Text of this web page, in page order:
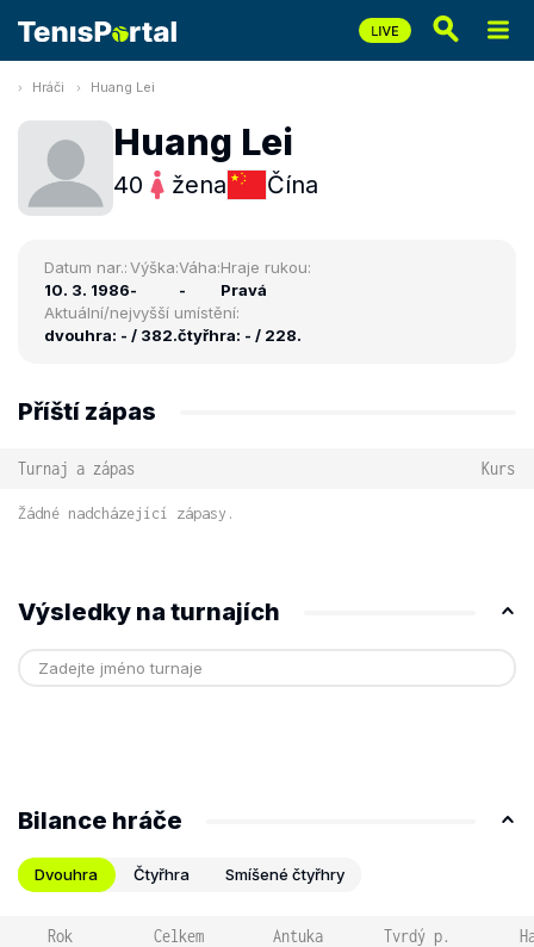
Hráči Huang Lei
Huang Lei
40 žena Čína
Datum nar.:
10. 3. 1986
Výška:
-
Váha:
-
Hraje rukou:
Pravá
Aktuální/nejvyšší umístění:
dvouhra: - / 382.čtyřhra: - / 228.
Příští zápas
Turnaj a zápas Kurs
Žádné nadcházející zápasy.
Výsledky na turnajích
Bilance hráče
Dvouhra Čtyřhra Smíšené čtyřhry
Rok Celkem Antuka Tvrdý p.